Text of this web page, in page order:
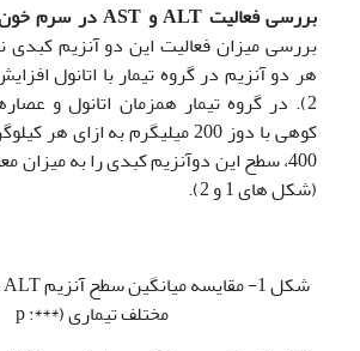
بررسی فعالیت ALTو ASTدر سرم خون
بررسی میزان فعالیت این دو آنزیم
2). در گروه تیمار همزمان اتانول و
کوهی با دوز 200 میلی­گرم به ازای
400، سطح این دوآنزیم کبدی را به
(شکل های 1 و 2).
مختلف تیماری (***: p